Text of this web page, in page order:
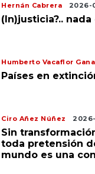
Hernán Cabrera 2026-
(In)justicia?.. nada
Humberto Vacaflor
Países en
Ciro Añez Núñez
Sin
toda pretensión
mundo es una